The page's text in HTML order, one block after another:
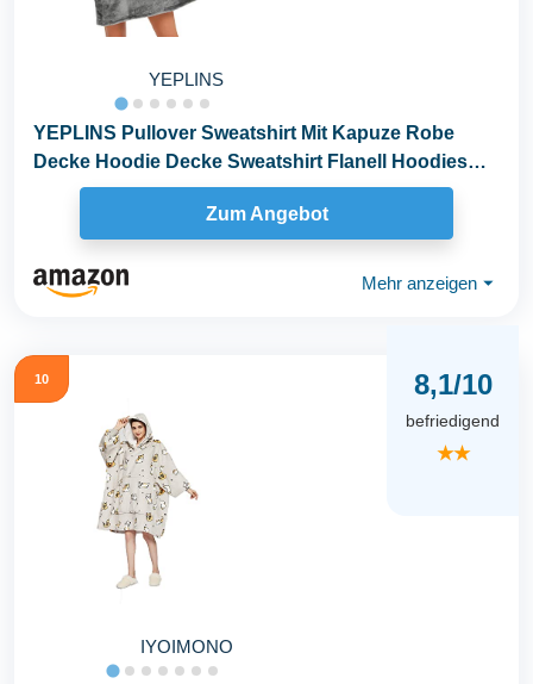
YEPLINS
YEPLINS Pullover Sweatshirt Mit Kapuze Robe
Decke Hoodie Decke Sweatshirt Flanell Hoodies
(Grau...
Zum Angebot
Mehr anzeigen ⏷
10
IYOIMONO
8,1/10
befriedigend
★★